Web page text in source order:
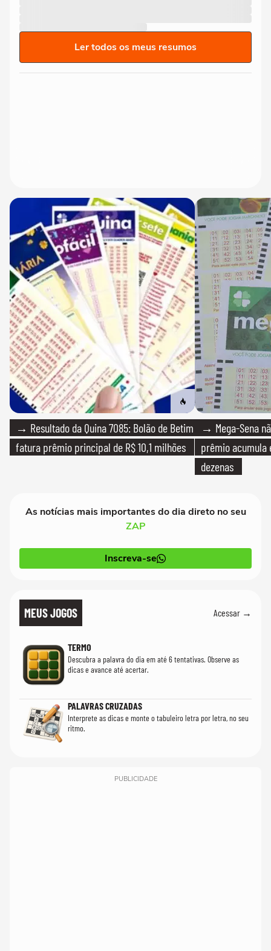
Ler todos os meus resumos
→ Resultado da Quina 7085: Bolão de Betim
fatura prêmio principal de R$ 10,1 milhões
→ Mega-Sena
prêmio acumula
dezenas
As notícias mais importantes do dia direto no seu
ZAP
Inscreva-se
MEUS JOGOS Acessar →
TERMO
Descubra a palavra do dia em até 6 tentativas. Observe as
dicas e avance até acertar.
PALAVRAS CRUZADAS
Interprete as dicas e monte o tabuleiro letra por letra, no seu
ritmo.
PUBLICIDADE